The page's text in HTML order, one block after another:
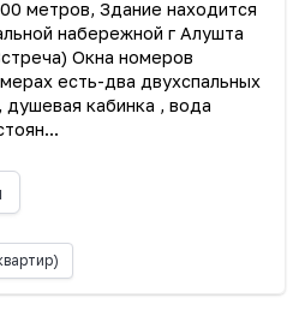
метров, Здание находится
набережной г Алушта
Окна номеров
есть-два двухспальных
душевая кабинка , вода